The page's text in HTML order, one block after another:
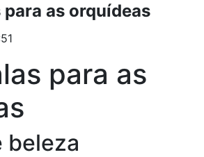
as orquídeas
para as
beleza